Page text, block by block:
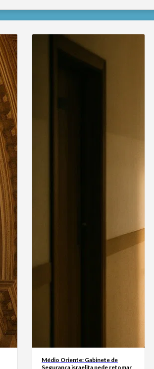
Médio Oriente: Gabinete de
Segurança israelita pede retomar